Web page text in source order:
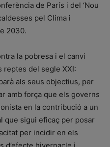
de París i del ‘Nou
pel Clima i
2030.
la pobresa i el canvi
reptes del segle XXI:
als seus objectius, per
amb força que els governs
en la contribució a un
que sigui eficaç per posar
per incidir en els